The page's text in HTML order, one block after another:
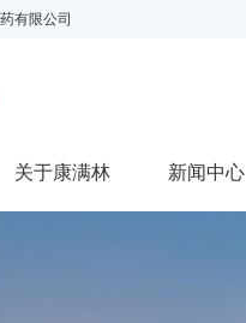
有限公司
关于康满林 新闻中心